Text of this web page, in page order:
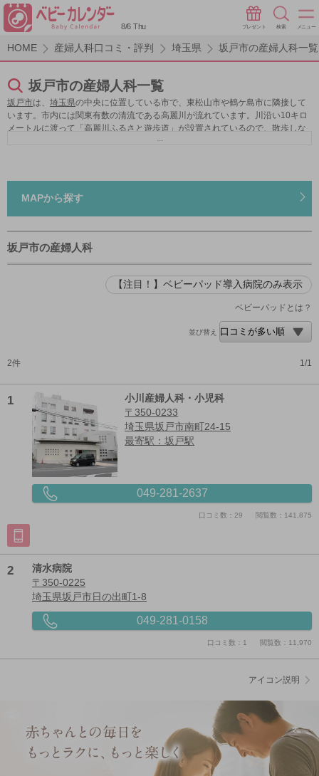
8/6 Thu プレゼント 検索 メニュー
HOME 産婦人科口コミ・評判 埼玉県 坂戸市の産婦人科一覧
坂戸市の産婦人科一覧
坂戸市は、 埼玉県の中央に位置している市で、東松山市や鶴ケ島市に隣接して
います。市内には関東有数の清流である高麗川が流れています。川沿い10キロ
メートルに渡って「高麗川ふるさと遊歩道」が設置されているので、散歩しな
がら景色を見ることができます。また、都心に近く、池袋駅には約45分、東京
まな取り組みをしています。医療費は、中学3年生までの子どもについて、所得
制限なしで無料で診察・入院を受ける事ができます。また、埼玉県の公立校と
しては初めて、小中一貫校を開校しています。産婦人科は、クリニックが複数
あります。坂戸市駅から徒歩1分の所にあるクリニックや、ソフロロジー法とい
う、リラックスしての出産を目指す方法を取り入れているクリニック、入院の
部屋が全て個室になっているクリニックなど、さまざまな産婦人科がありま
...
MAPから探す
坂戸市の産婦人科
【注目！】ベビーパッド導入病院のみ表示
ベビーパッドとは？
並び替え
2件 1/1
1
小川産婦人科・小児科
〒350-0233
埼玉県坂戸市南町24-15
最寄駅：坂戸駅
049-281-2637
口コミ数：29 閲覧数：141,875
2
清水病院
〒350-0225
埼玉県坂戸市日の出町1-8
049-281-0158
口コミ数：1 閲覧数：11,970
アイコン説明